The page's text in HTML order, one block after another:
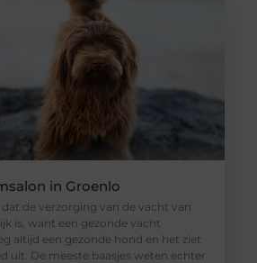
in Groenlo
de verzorging van de vacht van
is, want een gezonde vacht
altijd een gezonde hond en het ziet
uit. De meeste baasjes weten echter